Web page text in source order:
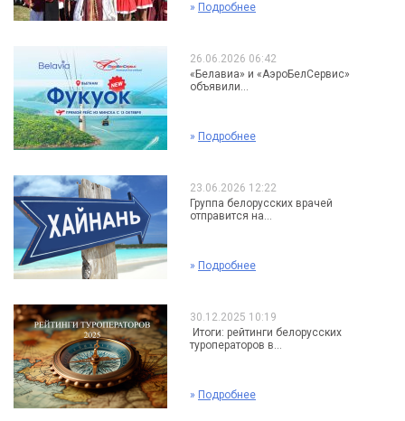
» Подробнее
26.06.2026 06:42
«Белавиа» и «АэроБелСервис»
объявили...
» Подробнее
23.06.2026 12:22
Группа белорусских врачей
отправится на...
» Подробнее
30.12.2025 10:19
Итоги: рейтинги белорусских
туроператоров в...
» Подробнее